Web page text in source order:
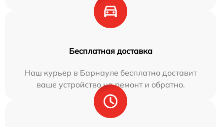
Бесплатная доставка
Наш курьер в Барнауле бесплатно доставит
ваше устройство на ремонт и обратно.